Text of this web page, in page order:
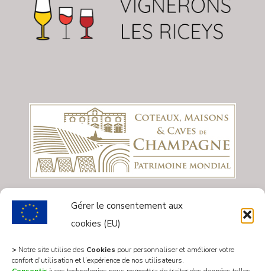
Gérer le consentement aux
cookies (EU)
> Notre site utilise des Cookies pour personnaliser et améliorer votre
confort d'utilisation et l’expérience de nos utilisateurs.